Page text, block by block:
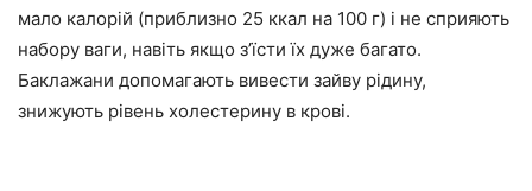
мало калорій (приблизно 25 ккал на 100 г) і не сприяють
набору ваги, навіть якщо з’їсти їх дуже багато.
Баклажани допомагають вивести зайву рідину,
знижують рівень холестерину в крові.